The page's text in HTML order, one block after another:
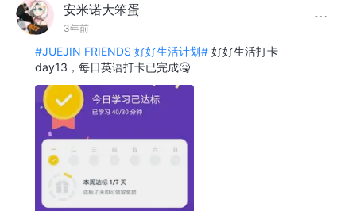
安米诺大笨蛋
3年前
#JUEJIN FRIENDS 好好生活计划# 好好生活打卡
day13，每日英语打卡已完成🤒